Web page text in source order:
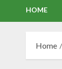
HOME
Home